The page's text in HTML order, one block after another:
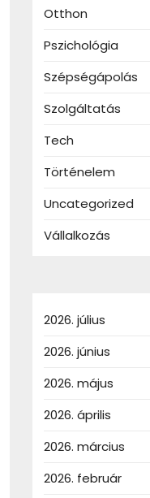
Otthon
Pszichológia
Szépségápolás
Szolgáltatás
Tech
Történelem
Uncategorized
Vállalkozás
2026. július
2026. június
2026. május
2026. április
2026. március
2026. február